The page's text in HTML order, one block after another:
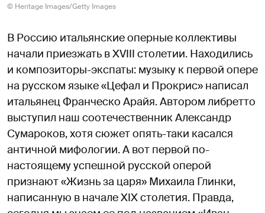
© Heritage Images/Getty Images
В Россию итальянские оперные коллективы
начали приезжать в XVIII столетии. Находились
и композиторы-экспаты: музыку к первой опере
на русском языке «Цефал и Прокрис» написал
итальянец Франческо Арайя. Автором либретто
выступил наш соотечественник Александр
Сумароков, хотя сюжет опять-таки касался
античной мифологии. А вот первой по-
настоящему успешной русской оперой
признают «Жизнь за царя» Михаила Глинки,
написанную в начале XIX столетия. Правда,